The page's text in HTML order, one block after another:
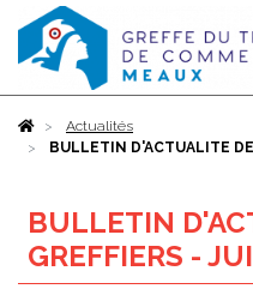
AccueilActualités
BULLETIN D'ACTUALITE
BULLETIN
GREFFIERS -